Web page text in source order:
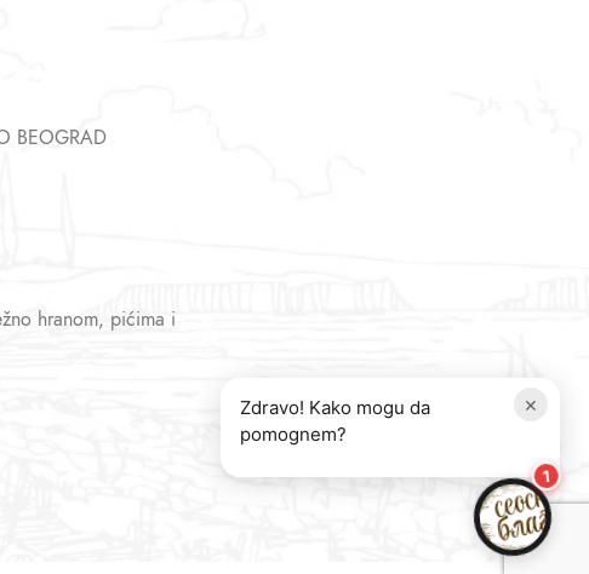
BEOGRAD
hranom, pićima i
×
Zdravo! Kako mogu da
pomognem?
1